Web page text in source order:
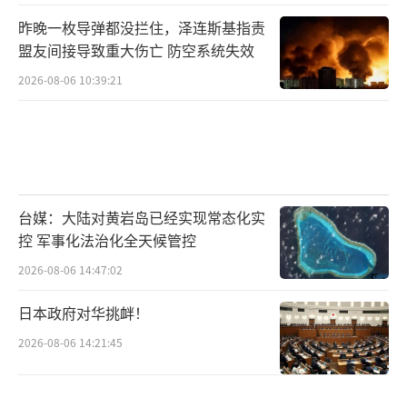
昨晚一枚导弹都没拦住，泽连斯基指责
盟友间接导致重大伤亡 防空系统失效
2026-08-06 10:39:21
台媒：大陆对黄岩岛已经实现常态化实
控 军事化法治化全天候管控
2026-08-06 14:47:02
日本政府对华挑衅！
2026-08-06 14:21:45